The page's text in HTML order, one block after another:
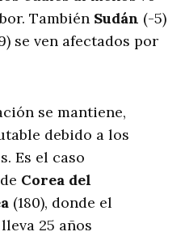
También Sudán (-5)
se ven afectados por
se mantiene,
debido a los
Es el caso
Corea del
(180), donde el
25 años